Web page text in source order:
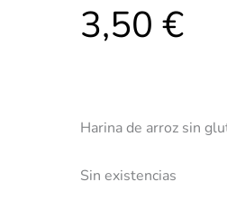
3,50 €
Harina de arroz sin
Sin existencias